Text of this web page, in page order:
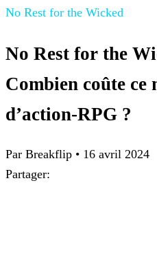
No Rest for the Wicked
No Rest for the
Combien coûte ce
d’action-RPG ?
Par Breakflip • 16 avril 2024
Partager: